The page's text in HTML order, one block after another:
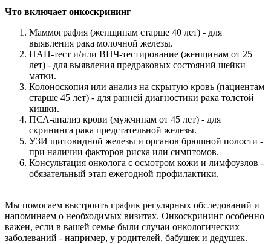
Что включает онкоскрининг
Маммография (женщинам старше 40 лет) - для
выявления рака молочной железы.
ПАП-тест и/или ВПЧ-тестирование (женщинам от 25
лет) - для выявления предраковых состояний шейки
матки.
Колоноскопия или анализ на скрытую кровь (пациентам
старше 45 лет) - для ранней диагностики рака толстой
кишки.
ПСА-анализ крови (мужчинам от 45 лет) - для
скрининга рака предстательной железы.
УЗИ щитовидной железы и органов брюшной полости -
при наличии факторов риска или симптомов.
Консультация онколога с осмотром кожи и лимфоузлов -
обязательный этап ежегодной профилактики.
Мы помогаем выстроить график регулярных обследований и
напоминаем о необходимых визитах. Онкоскрининг особенно
важен, если в вашей семье были случаи онкологических
заболеваний - например, у родителей, бабушек и дедушек.